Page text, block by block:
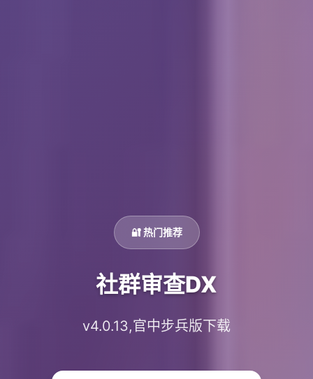
🔐 热门推荐
社群审查DX
v4.0.13,官中步兵版下载